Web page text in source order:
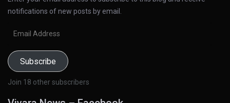
notifications of new posts by email.
Subscribe
Join 18 other subscribers